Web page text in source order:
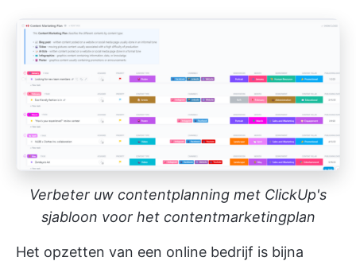
Verbeter uw contentplanning met ClickUp's
sjabloon voor het contentmarketingplan
Het opzetten van een online bedrijf is bijna